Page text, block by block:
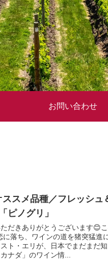
お問い合わせ
スメ品種／フレッシュ
ピノグリ」
だきありがとうございます😊
に落ち、ワインの道を猪突猛進
ト・エリが、日本でまだまだ
ナダ」のワイン情...